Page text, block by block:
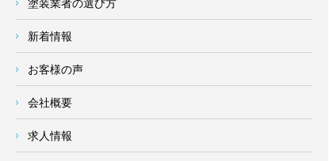
塗装業者の選び方
新着情報
お客様の声
会社概要
求人情報